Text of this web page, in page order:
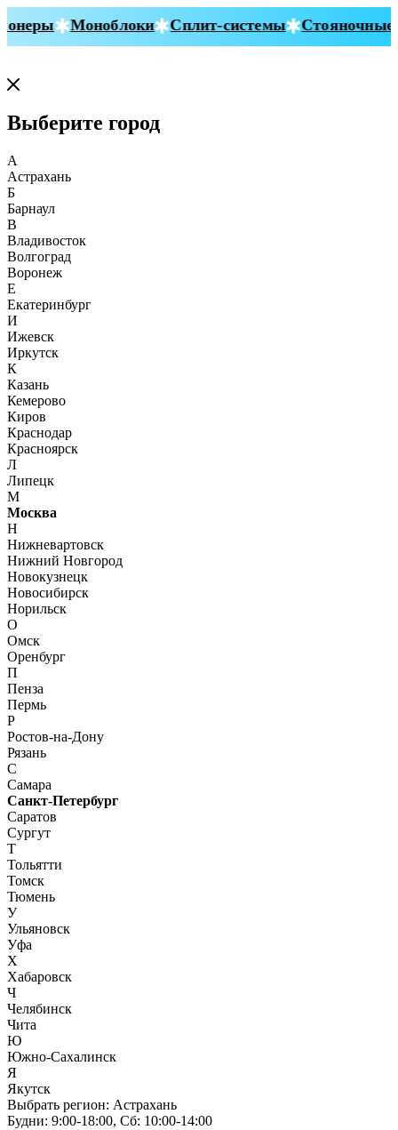
Моноблоки Сплит-системы Стояночные
Выберите город
А
Астрахань
Б
Барнаул
В
Владивосток
Волгоград
Воронеж
Е
Екатеринбург
И
Ижевск
Иркутск
К
Казань
Кемерово
Киров
Краснодар
Красноярск
Л
Липецк
М
Москва
Н
Нижневартовск
Нижний Новгород
Новокузнецк
Новосибирск
Норильск
О
Омск
Оренбург
П
Пенза
Пермь
Р
Ростов-на-Дону
Рязань
С
Самара
Санкт-Петербург
Саратов
Сургут
Т
Тольятти
Томск
Тюмень
У
Ульяновск
Уфа
Х
Хабаровск
Ч
Челябинск
Чита
Ю
Южно-Сахалинск
Я
Якутск
Выбрать регион: Астрахань
Будни: 9:00‑18:00, Сб: 10:00‑14:00